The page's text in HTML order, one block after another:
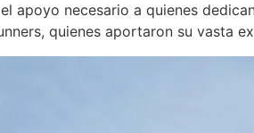
apoyo necesario a quienes
quienes aportaron su vasta